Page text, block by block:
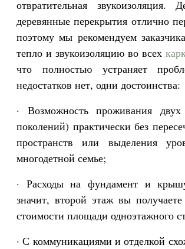
отвратительная звукоизоляция.
деревянные перекрытия отлично
поэтому мы рекомендуем
тепло и звукоизоляцию во всех
что полностью устраняет
недостатков нет, одни достоинства:
· Возможность проживания
поколений) практически без
пространств или выделения
многодетной семье;
· Расходы на фундамент и
значит, второй этаж вы
стоимости площади одноэтажного
· С коммуникациями и отделкой